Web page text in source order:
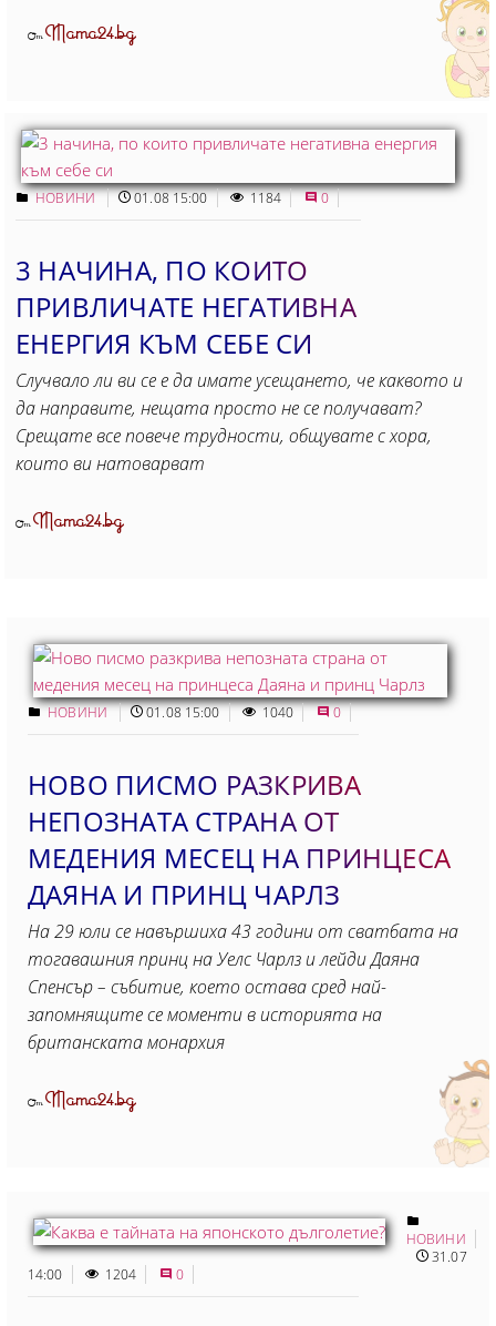
ОтMama24.bg
НОВИНИ 01.08 15:00 1184 0
3 НАЧИНА, ПО КОИТО
ПРИВЛИЧАТЕ НЕГАТИВНА
ЕНЕРГИЯ КЪМ СЕБЕ СИ
Случвало ли ви се е да имате усещането, че каквото и
да направите, нещата просто не се получават?
Срещате все повече трудности, общувате с хора,
които ви натоварват
ОтMama24.bg
НОВИНИ 01.08 15:00 1040 0
НОВО ПИСМО РАЗКРИВА
НЕПОЗНАТА СТРАНА ОТ
МЕДЕНИЯ МЕСЕЦ НА ПРИНЦЕСА
ДАЯНА И ПРИНЦ ЧАРЛЗ
На 29 юли се навършиха 43 години от сватбата на
тогавашния принц на Уелс Чарлз и лейди Даяна
Спенсър – събитие, което остава сред най-
запомнящите се моменти в историята на
британската монархия
ОтMama24.bg
НОВИНИ
31.07
14:00
1204 0